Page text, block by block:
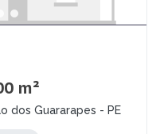
m²
dos Guararapes - PE